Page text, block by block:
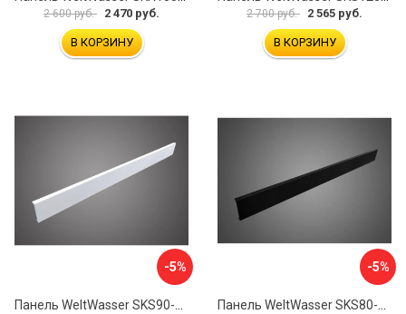
2 600 руб. 2 470 руб.
В КОРЗИНУ
2 700 руб. 2 565 руб.
В КОРЗИНУ
-5%
Панель WeltWasser SKS90-WT 10000004395
-5%
Панель WeltWasser SKS80-BL 10000004423